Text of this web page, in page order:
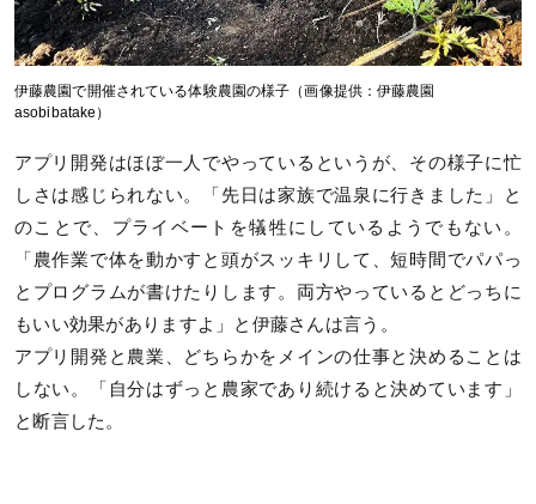
伊藤農園で開催されている体験農園の様子（画像提供：伊藤農園
asobibatake）
アプリ開発はほぼ一人でやっているというが、その様子に忙
しさは感じられない。「先日は家族で温泉に行きました」と
のことで、プライベートを犠牲にしているようでもない。
「農作業で体を動かすと頭がスッキリして、短時間でパパっ
とプログラムが書けたりします。両方やっているとどっちに
もいい効果がありますよ」と伊藤さんは言う。
アプリ開発と農業、どちらかをメインの仕事と決めることは
しない。「自分はずっと農家であり続けると決めています」
と断言した。